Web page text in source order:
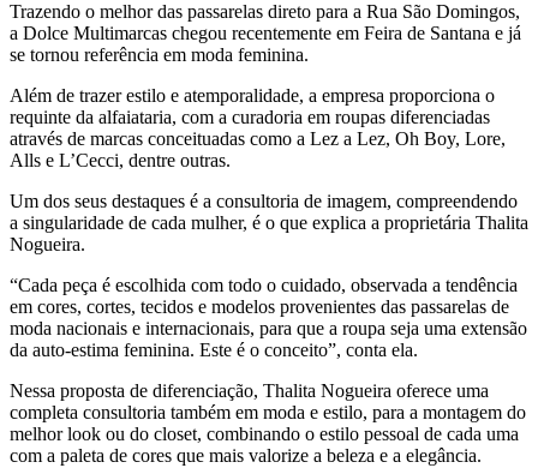
Trazendo o melhor das passarelas direto para a Rua São Domingos,
a Dolce Multimarcas chegou recentemente em Feira de Santana e já
se tornou referência em moda feminina.
Além de trazer estilo e atemporalidade, a empresa proporciona o
requinte da alfaiataria, com a curadoria em roupas diferenciadas
através de marcas conceituadas como a Lez a Lez, Oh Boy, Lore,
Alls e L’Cecci, dentre outras.
Um dos seus destaques é a consultoria de imagem, compreendendo
a singularidade de cada mulher, é o que explica a proprietária Thalita
Nogueira.
“Cada peça é escolhida com todo o cuidado, observada a tendência
em cores, cortes, tecidos e modelos provenientes das passarelas de
moda nacionais e internacionais, para que a roupa seja uma extensão
da auto-estima feminina. Este é o conceito”, conta ela.
Nessa proposta de diferenciação, Thalita Nogueira oferece uma
completa consultoria também em moda e estilo, para a montagem do
melhor look ou do closet, combinando o estilo pessoal de cada uma
com a paleta de cores que mais valorize a beleza e a elegância.